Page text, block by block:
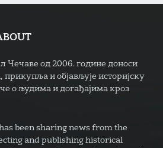
Чечаве од 2006. године доноси
прикупља и објављује историјску
о људима и догађајима кроз
been sharing news from the
and publishing historical